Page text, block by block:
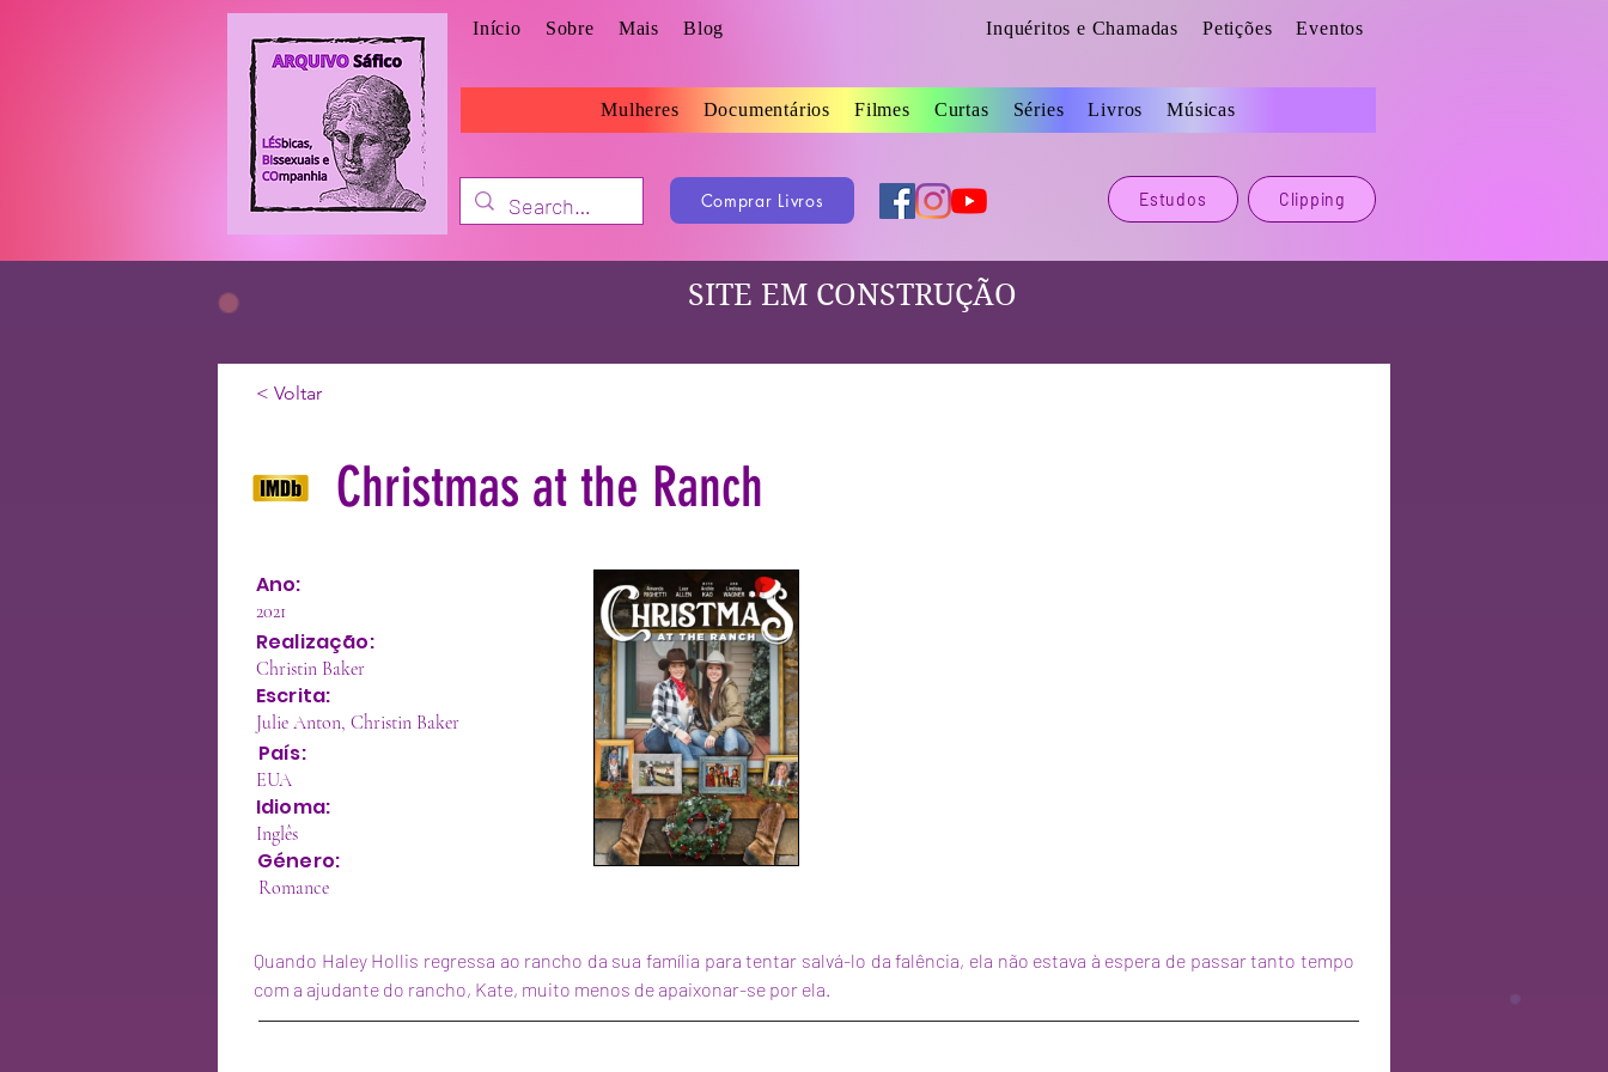
Início Sobre Mais Blog Inquéritos e Chamadas Petições Eventos
Mulheres Documentários Filmes Curtas Séries Livros Músicas
Comprar Livros Estudos Clipping
SITE EM CONSTRUÇÃO
< Voltar
Christmas at the Ranch
Ano:
2021
Realização:
Christin Baker
Escrita:
Julie Anton, Christin Baker
País:
EUA
Idioma:
Inglês
Género:
Romance
Quando Haley Hollis regressa ao rancho da sua família para tentar salvá-lo da falência, ela não estava à espera de passar tanto tempo
com a ajudante do rancho, Kate, muito menos de apaixonar-se por ela.